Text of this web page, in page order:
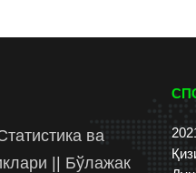
ва
|| Бўлажак